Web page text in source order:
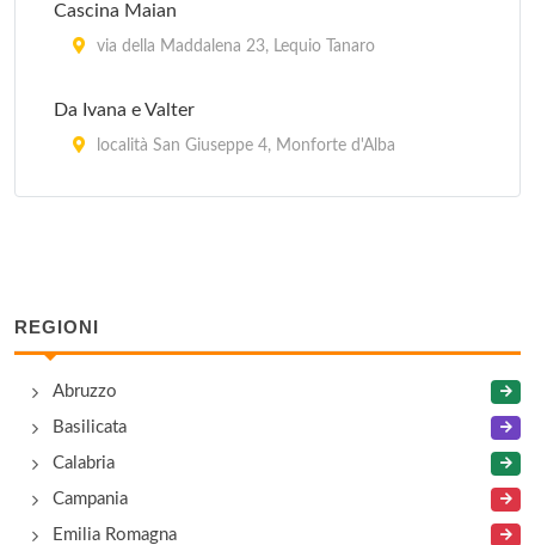
Cascina Maian
via della Maddalena 23, Lequio Tanaro
Da Ivana e Valter
località San Giuseppe 4, Monforte d'Alba
REGIONI
Abruzzo
Basilicata
Calabria
Campania
Emilia Romagna